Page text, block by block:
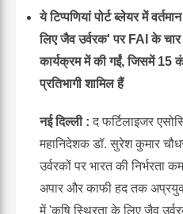
ये टिप्पणियां पोर्ट ब्लेयर में
लिए जैव उर्वरक' पर FAI के चार
कार्यक्रम में की गईं, जिसमें 15
प्रतिभागी शामिल हैं
नई दिल्ली : द फर्टिलाइजर
महानिदेशक डॉ. सुरेश कुमार
उर्वरकों पर भारत की निर्भरता
अपार और काफी हद तक
में 'कृषि स्थिरता के लिए जैव